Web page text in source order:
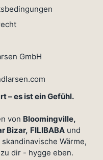
GmbH
– es ist ein Gefühl.
von Bloomingville,
Bizar, FILIBABAund
Wärme,
dir - hygge eben.